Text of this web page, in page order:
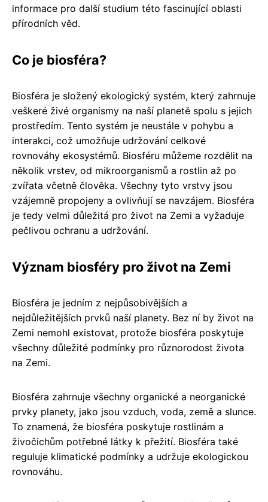
informace pro další studium této fascinující oblasti
přírodních věd.
Co je biosféra?
Biosféra je složený ekologický systém, který zahrnuje
veškeré živé organismy na naší planetě spolu s jejich
prostředím. Tento systém je neustále v pohybu a
interakci, což umožňuje udržování celkové
rovnováhy ekosystémů. Biosféru můžeme rozdělit na
několik vrstev, od mikroorganismů a rostlin až po
zvířata včetně člověka. Všechny tyto vrstvy jsou
vzájemně propojeny a ovlivňují se navzájem. Biosféra
je tedy velmi důležitá pro život na Zemi a vyžaduje
pečlivou ochranu a udržování.
Význam biosféry pro život na Zemi
Biosféra je jedním z nejpůsobivějších a
nejdůležitějších prvků naší planety. Bez ní by život na
Zemi nemohl existovat, protože biosféra poskytuje
všechny důležité podmínky pro různorodost života
na Zemi.
Biosféra zahrnuje všechny organické a neorganické
prvky planety, jako jsou vzduch, voda, země a slunce.
To znamená, že biosféra poskytuje rostlinám a
živočichům potřebné látky k přežití. Biosféra také
reguluje klimatické podmínky a udržuje ekologickou
rovnováhu.